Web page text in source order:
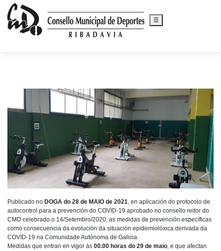
al
☰
Publicado no DOGA do 28 de MAIO de 2021, en aplicación do protocolo de
autocontrol para a prevención do COVID-19 aprobado no consello reitor do
CMD celebrado o 14/Setembro/2020, as medidas de prevención específicas
como consecuencia da evolución da situación epidemiolóxica derivada da
COVID-19 na Comunidade Autónoma de Galicia.
Medidas que entran en vigor ás 00.00 horas do 29 de maio, e que afectan